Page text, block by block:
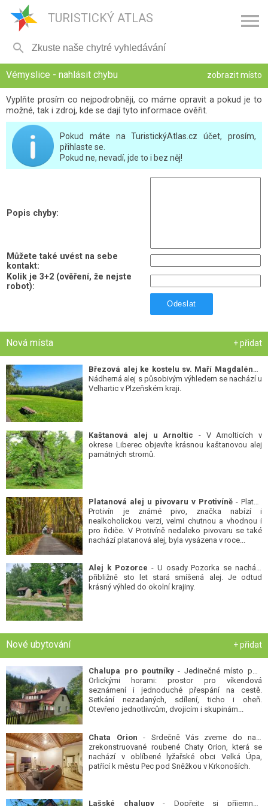
TURISTICKÝ ATLAS 

Vémyslice - nahlásit chybu zobrazit místo
Vyplňte prosím co nejpodrobněji, co máme opravit a pokud je to
možné, tak i zdroj, kde se dají tyto informace ověřit.
Pokud máte na TuristickýAtlas.cz účet, prosím,
přihlaste se.
Pokud ne, nevadí, jde to i bez něj!
Popis chyby:
Můžete také uvést na sebe
kontakt:
Kolik je 3+2 (ověření, že nejste
robot):
Odeslat
Nová místa + přidat
Březová alej ke kostelu sv. Maří Magdalény-
Nádherná alej s působivým výhledem se nachází u
Velhartic v Plzeňském kraji.
Kaštanová alej u Arnoltic - V Arnolticích v
okrese Liberec objevíte krásnou kaštanovou alej
památných stromů.
Platanová alej u pivovaru v Protivíně - Platan
Protivín je známé pivo, značka nabízí i
nealkoholickou verzi, velmi chutnou a vhodnou i
pro řidiče. V Protivíně nedaleko pivovaru se také
nachází platanová alej, byla vysázena v roce...
Alej k Pozorce - U osady Pozorka se nachází
přibližně sto let stará smíšená alej. Je odtud
krásný výhled do okolní krajiny.
Nové ubytování + přidat
Chalupa pro poutníky- Jedinečné místo pod
Orlickými horami: prostor pro víkendová
seznámení i jednoduché přespání na cestě.
Setkání nezadaných, sdílení, ticho i oheň.
Otevřeno jednotlivcům, dvojicím i skupinám...
Chata Orion - Srdečně Vás zveme do naší
zrekonstruované roubené Chaty Orion, která se
nachází v oblíbené lyžařské obci Velká Úpa,
patřící k městu Pec pod Sněžkou v Krkonoších.
Lašské chalupy- Dopřejte si příjemnou